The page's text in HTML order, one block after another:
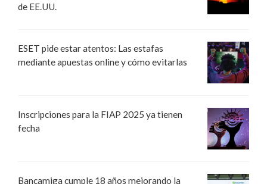
de EE.UU.
ESET pide estar atentos: Las estafas
mediante apuestas online y cómo evitarlas
Inscripciones para la FIAP 2025 ya tienen
fecha
Bancamiga cumple 18 años mejorando la